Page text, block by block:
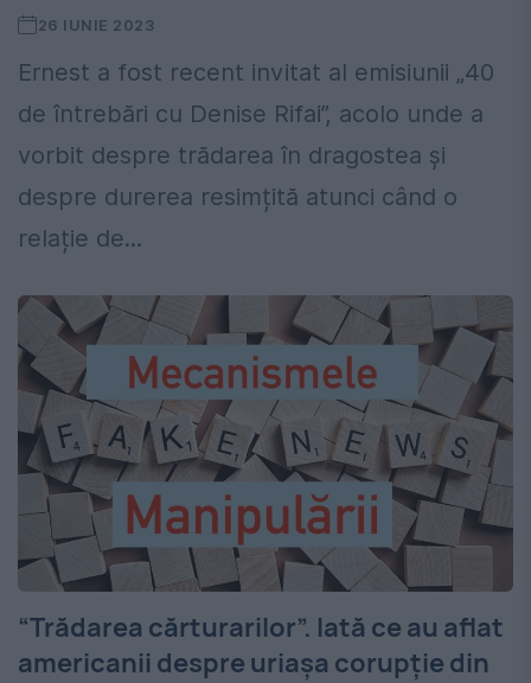
26 IUNIE 2023
Ernest a fost recent invitat al emisiunii „40
de întrebări cu Denise Rifai”, acolo unde a
vorbit despre trădarea în dragostea și
despre durerea resimțită atunci când o
relație de...
“Trădarea cărturarilor”. Iată ce au aflat
americanii despre uriașa corupție din